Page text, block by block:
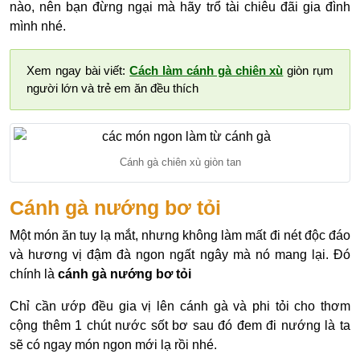
nào, nên bạn đừng ngại mà hãy trổ tài chiêu đãi gia đình
mình nhé.
Xem ngay bài viết:Cách làm cánh gà chiên xù giòn rụm
người lớn và trẻ em ăn đều thích
Cánh gà chiên xù giòn tan
Cánh gà nướng bơ tỏi
Một món ăn tuy lạ mắt, nhưng không làm mất đi nét độc đáo
và hương vị đậm đà ngon ngất ngây mà nó mang lại. Đó
chính là cánh gà nướng bơ tỏi
Chỉ cần ướp đều gia vị lên cánh gà và phi tỏi cho thơm
cộng thêm 1 chút nước sốt bơ sau đó đem đi nướng là ta
sẽ có ngay món ngon mới lạ rồi nhé.